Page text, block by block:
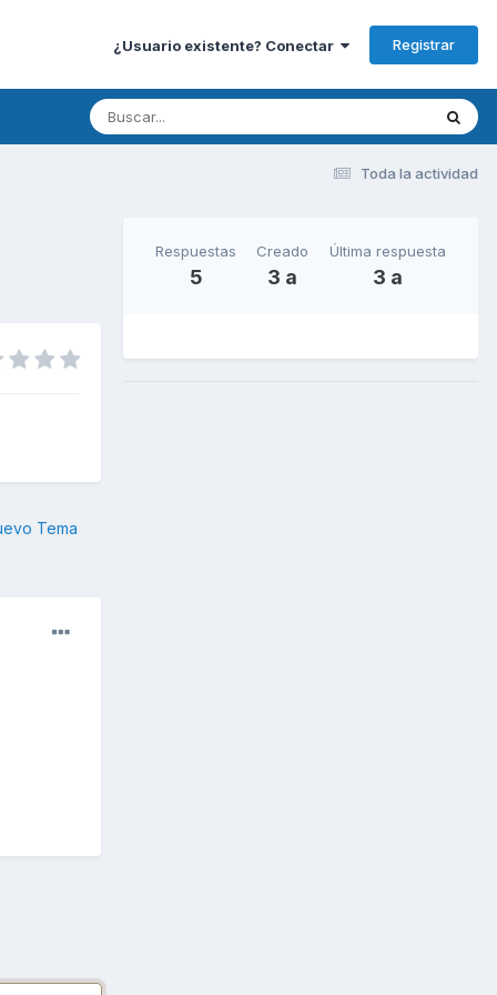
¿Usuario existente? Conectar Registrar
Toda la actividad
Tema
Respuestas
5
Creado
3 a
Última respuesta
3 a